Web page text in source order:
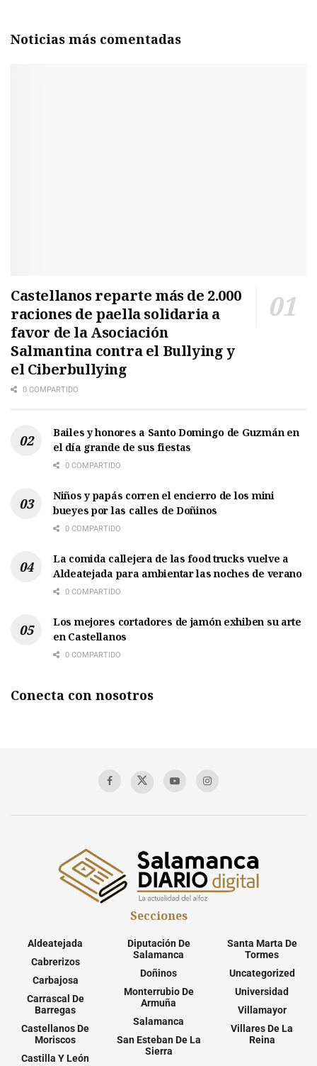
Noticias más comentadas
Castellanos reparte más de 2.000
raciones de paella solidaria a
favor de la Asociación
Salmantina contra el Bullying y
el Ciberbullying
0 COMPARTIDO
Bailes y honores a Santo Domingo de Guzmán en
el día grande de sus fiestas
0 COMPARTIDO
Niños y papás corren el encierro de los mini
bueyes por las calles de Doñinos
0 COMPARTIDO
La comida callejera de las food trucks vuelve a
Aldeatejada para ambientar las noches de verano
0 COMPARTIDO
Los mejores cortadores de jamón exhiben su arte
en Castellanos
0 COMPARTIDO
Conecta con nosotros
Secciones
Aldeatejada
Cabrerizos
Carbajosa
Carrascal De
Barregas
Castellanos De
Moriscos
Castilla Y León
Diputación De
Salamanca
Doñinos
Monterrubio De
Armuña
Salamanca
San Esteban De La
Sierra
Santa Marta De
Tormes
Uncategorized
Universidad
Villamayor
Villares De La
Reina